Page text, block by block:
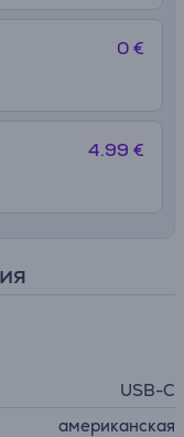
0 €
4.99 €
USB-C
американская